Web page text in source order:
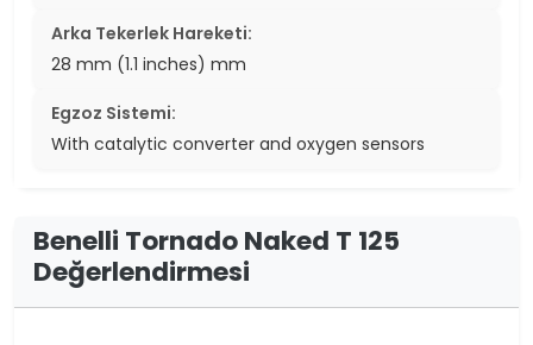
Arka Tekerlek Hareketi:
28 mm (1.1 inches) mm
Egzoz Sistemi:
With catalytic converter and oxygen sensors
Benelli Tornado Naked T 125
Değerlendirmesi